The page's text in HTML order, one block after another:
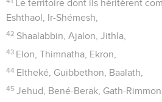
Le territoire dont ils héritèrent
Eshthaol, Ir-Shémesh,
42 Shaalabbin, Ajalon, Jithla,
43 Elon, Thimnatha, Ekron,
44 Eltheké, Guibbethon, Baalath,
45 Jehud, Bené-Berak, Gath-Rimmon,